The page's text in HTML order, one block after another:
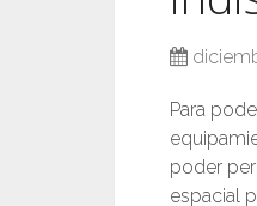
Para
poder
espacial